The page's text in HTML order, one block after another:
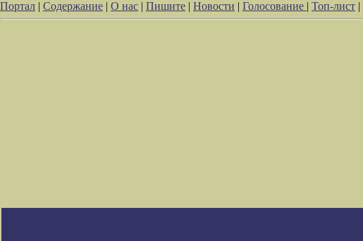
Портал | Содержание | О нас | Пишите | Новости | Голосование | Топ-лист |